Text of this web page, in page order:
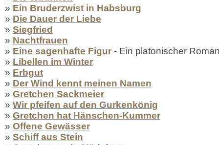
» Ein Bruderzwist in Habsburg
» Die Dauer der Liebe
» Siegfried
» Nachtfrauen
» Eine sagenhafte Figur - Ein platonischer
» Libellen im Winter
» Erbgut
» Der Wind kennt meinen Namen
» Gretchen Sackmeier
» Wir pfeifen auf den Gurkenkönig
» Gretchen hat Hänschen-Kummer
» Offene Gewässer
» Schiff aus Stein